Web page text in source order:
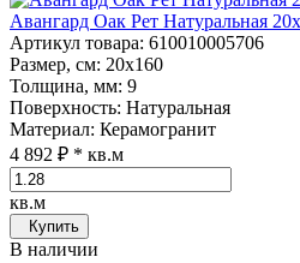
Авангард Оак Рет Натуральная
Артикул товара: 610010005706
Размер, см: 20x160
Толщина, мм: 9
Поверхность: Натуральная
Материал: Керамогранит
4 892 ₽ * кв.м
кв.м
Купить
В наличии